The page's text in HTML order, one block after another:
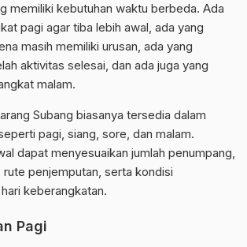
memiliki kebutuhan waktu berbeda. Ada
pagi agar tiba lebih awal, ada yang
masih memiliki urusan, ada yang
aktivitas selesai, dan ada juga yang
malam.
Subang biasanya tersedia dalam
pagi, siang, sore, dan malam.
dapat menyesuaikan jumlah penumpang,
rute penjemputan, serta kondisi
keberangkatan.
Pagi